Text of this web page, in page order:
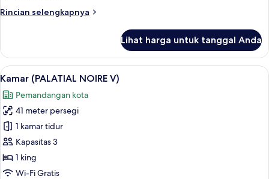
Rincian selengkapnya
Rincian
Kamar
(PALATIAL
NOIRE
Lihat harga untuk tanggal Anda
Lihat
semua
foto
untuk
Kamar
(PALATIAL
NOIRE
V)
Kamar (PALATIAL NOIRE V) |
8
Kamar (PALATIAL NOIRE V)
Pemandangan kota
41 meter persegi
1 kamar tidur
Kapasitas 3
1 king
Wi-Fi Gratis